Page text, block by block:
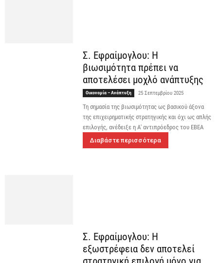
Σ. Εφραίμογλου: Η
βιωσιμότητα πρέπει να
αποτελέσει μοχλό ανάπτυξης
Οικονομία – Ανάπτυξη 25 Σεπτεμβρίου 2025
Τη σημασία της βιωσιμότητας ως βασικού άξονα
της επιχειρηματικής στρατηγικής και όχι ως απλής
επιλογής, ανέδειξε η Α' αντιπρόεδρος του ΕΒΕΑ
Διαβάστε περισσότερα
Σ. Εφραίμογλου: Η
εξωστρέφεια δεν αποτελεί